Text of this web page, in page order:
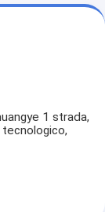
1 strada,